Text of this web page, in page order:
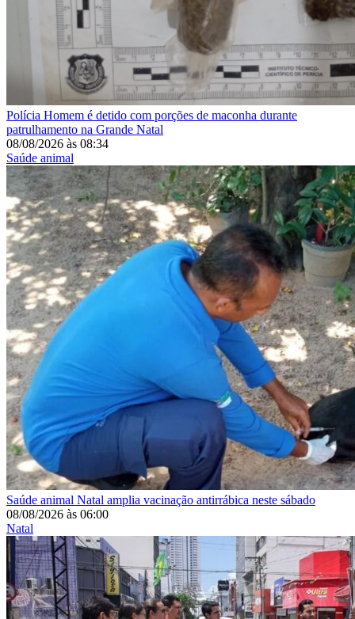
Polícia Homem é detido com porções de maconha durante
patrulhamento na Grande Natal
08/08/2026 às 08:34
Saúde animal
Saúde animal Natal amplia vacinação antirrábica neste sábado
08/08/2026 às 06:00
Natal